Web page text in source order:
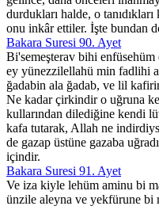
durdukları halde, o
onu inkâr ettiler. İşte bundan
Bakara Suresi 90. Ayet
Bi'semeşterav bihi
ey yünezzilellahü min fadlihi
ğadabin ala ğadab, ve lil
Ne kadar çirkindir o uğruna
kullarından dilediğine kendi
kafa tutarak, Allah ne
de gazap üstüne gazaba
içindir.
Bakara Suresi 91. Ayet
Ve iza kiyle lehüm aminu bi
ünzile aleyna ve yekfürune bi